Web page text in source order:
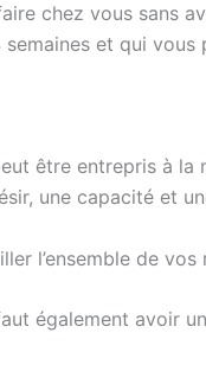
chez vous sans
et qui
être entrepris à la
une capacité et
l’ensemble de
également avoir